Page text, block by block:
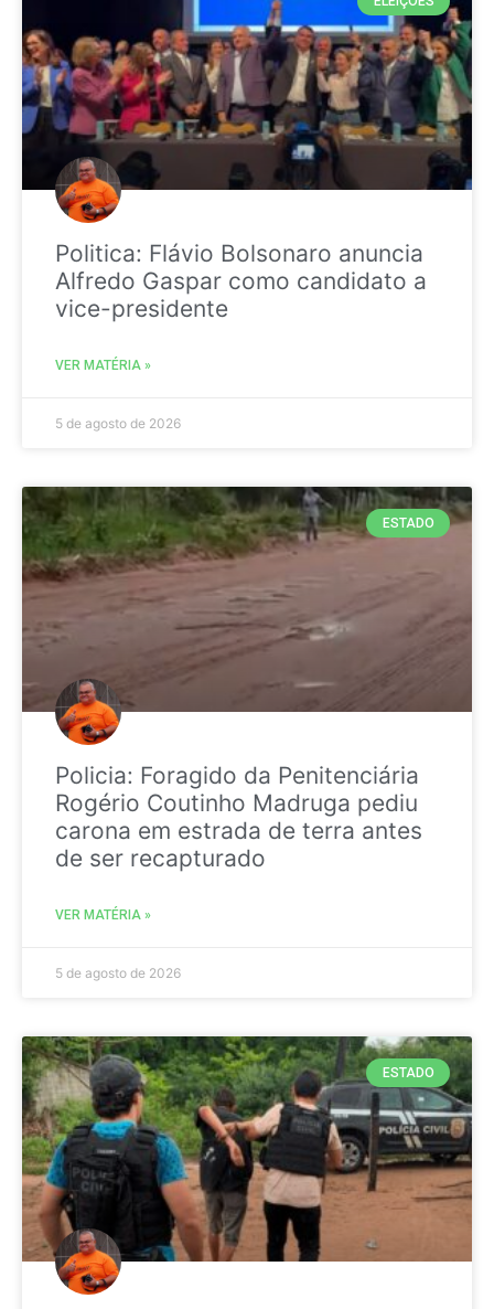
Politica: Flávio Bolsonaro anuncia
Alfredo Gaspar como candidato a
vice-presidente
VER MATÉRIA »
5 de agosto de 2026
ESTADO
Policia: Foragido da Penitenciária
Rogério Coutinho Madruga pediu
carona em estrada de terra antes
de ser recapturado
VER MATÉRIA »
5 de agosto de 2026
ESTADO